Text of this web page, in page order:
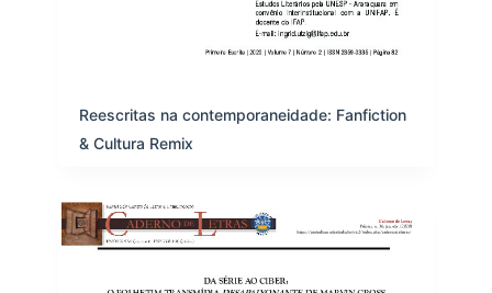
Reescritas na contemporaneidade: Fanfiction
& Cultura Remix